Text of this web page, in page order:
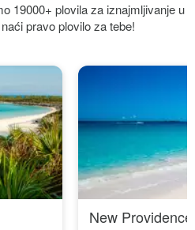
19000+ plovila za iznajmljivanje u
pravo plovilo za tebe!
New Providence